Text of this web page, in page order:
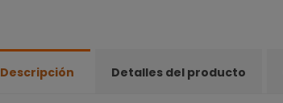
Descripción Detalles del producto